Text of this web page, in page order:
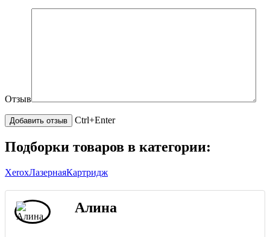
Отзыв
Ctrl+Enter
Подборки товаров в категории:
XeroxЛазернаяКартридж
Алина